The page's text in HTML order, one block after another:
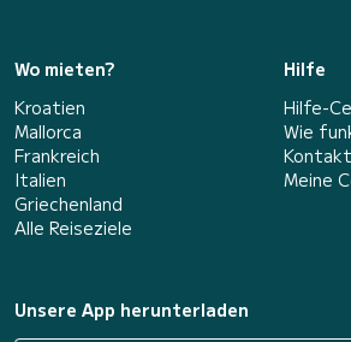
Wo mieten?
Kroatien
Mallorca
Frankreich
Italien
Griechenland
Alle Reiseziele
Hilfe
Hilfe-
Wie
Kontakt
Meine
Unsere App herunterladen